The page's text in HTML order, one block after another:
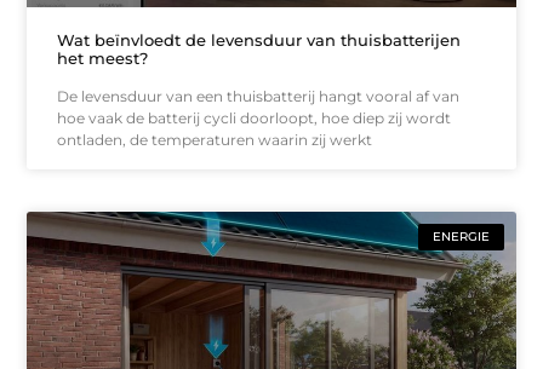
Wat beïnvloedt de levensduur van thuisbatterijen
het meest?
De levensduur van een thuisbatterij hangt vooral af van
hoe vaak de batterij cycli doorloopt, hoe diep zij wordt
ontladen, de temperaturen waarin zij werkt
ENERGIE